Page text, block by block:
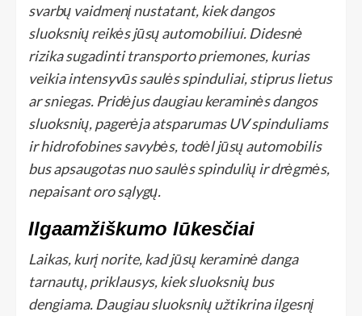
svarbų vaidmenį nustatant, kiek dangos
sluoksnių reikės jūsų automobiliui. Didesnė
rizika sugadinti transporto priemones, kurias
veikia intensyvūs saulės spinduliai, stiprus lietus
ar sniegas. Pridėjus daugiau keraminės dangos
sluoksnių, pagerėja atsparumas UV spinduliams
ir hidrofobines savybės, todėl jūsų automobilis
bus apsaugotas nuo saulės spindulių ir drėgmės,
nepaisant oro sąlygų.
Ilgaamžiškumo lūkesčiai
Laikas, kurį norite, kad jūsų keraminė danga
tarnautų, priklausys, kiek sluoksnių bus
dengiama. Daugiau sluoksnių užtikrina ilgesnį